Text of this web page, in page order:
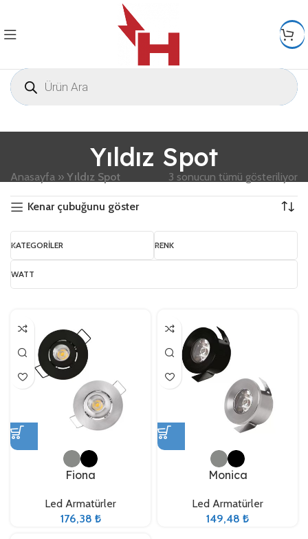
Yıldız Spot
Anasayfa » Yıldız Spot 3 sonucun tümü gösteriliyor
Kenar çubuğunu göster
KATEGORILER RENK
WATT
Fiona
Led Armatürler
176,38 ₺
Monica
Led Armatürler
149,48 ₺